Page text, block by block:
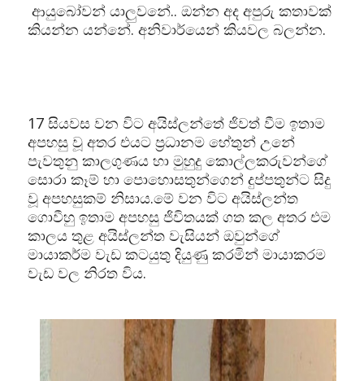
ආයුබෝවන් යාලුවනේ.. ඔන්න අද අපුරු කතාවක්
කියන්න යන්නේ. අනිවාර්යෙන් කියවල බලන්න.
17 සියවස වන විට අයිස්ලන්තේ ජිවත් වීම ඉතාම
අපහසු වූ අතර එයට ප්‍රධානම හේතුන් උනේ
පැවතුනු කාලගුණය හා මුහුදු කොල්ලකරුවන්ගේ
සොරා කෑම් හා පොහොසතුන්ගෙන් දුප්පතුන්ට සිදු
වූ අපහසුකම් නිසාය.මේ වන විට අයිස්ලන්ත
ගොවීහු ඉතාම අපහසු ජිවිතයක් ගත කල අතර එම
කාලය තුළ අයිස්ලන්ත වැසියන් ඔවුන්ගේ
මායාකර්ම වැඩ කටයුතු දියුණු කරමින් මායාකරම
වැඩ වල නිරත විය.